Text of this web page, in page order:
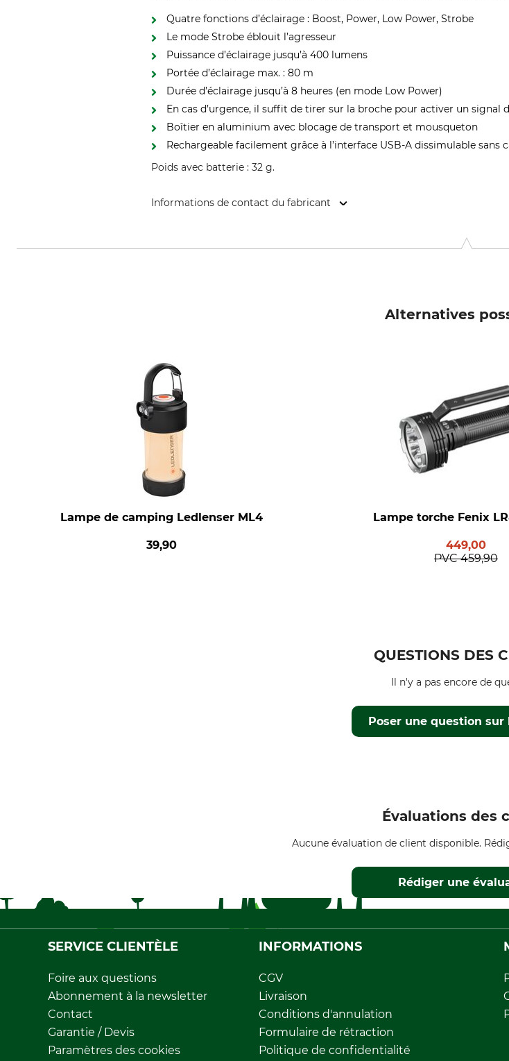
Quatre fonctions d’éclairage : Boost, Power, Low Power, Strobe
Le mode Strobe éblouit l’agresseur
Puissance d’éclairage jusqu’à 400 lumens
Portée d’éclairage max. : 80 m
Durée d’éclairage jusqu’à 8 heures (en mode Low Power)
En cas d’urgence, il suffit de tirer sur la broche pour activer un signal
Boîtier en aluminium avec blocage de transport et mousqueton
Rechargeable facilement grâce à l’interface USB-A dissimulable sans
Poids avec batterie : 32 g.
Informations de contact du fabricant
Alternatives
Lampe de camping Ledlenser ML4
39,90
Lampe torche Fenix
449,00
PVC 459,90
QUESTIONS DES
Poser une question
Il n'y a pas encore de
Évaluations des
Aucune évaluation de client disponible.
Rédiger une
SERVICE CLIENTÈLE
Foire aux questions
Abonnement à la newsletter
Contact
Garantie / Devis
Paramètres des cookies
INFORMATIONS
CGV
Livraison
Conditions d'annulation
Formulaire de rétraction
Politique de confidentialité